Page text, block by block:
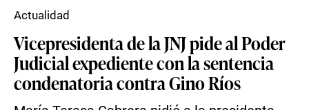
Vicepresidenta de la JNJ pide al Poder
Judicial expediente con la sentencia
condenatoria contra Gino Ríos
Actualidad